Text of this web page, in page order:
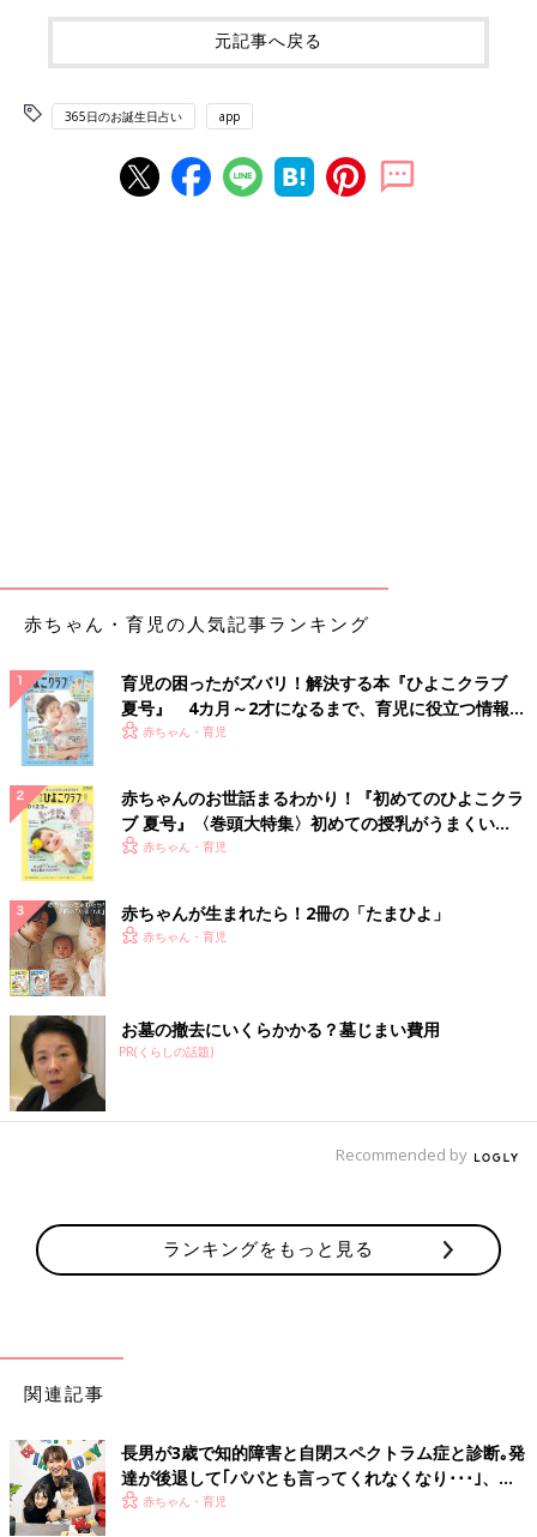
元記事へ戻る
365日のお誕生日占い app
赤ちゃん・育児の人気記事ランキング
育児の困ったがズバリ！解決する本『ひよこクラブ
夏号』 4カ月～2才になるまで、育児に役立つ情報が
いっぱい！
赤ちゃん・育児
赤ちゃんのお世話まるわかり！『初めてのひよこクラ
ブ 夏号』〈巻頭大特集〉初めての授乳がうまくい
く！ おっぱい・ミルクの基本と夏のトラブル 解決テ
赤ちゃん・育児
赤ちゃんが生まれたら！2冊の「たまひよ」
赤ちゃん・育児
お墓の撤去にいくらかかる？墓じまい費用
PR(くらしの話題)
Recommended by
ランキングをもっと見る
関連記事
長男が3歳で知的障害と自閉スペクトラム症と診断｡発
達が後退して｢パパとも言ってくれなくなり･･･｣、元
プロバスケ選手･岡田優介
赤ちゃん・育児